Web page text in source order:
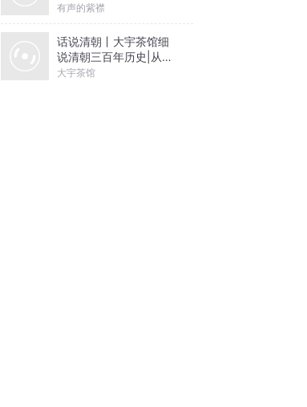
有声的紫襟
话说清朝丨大宇茶馆细
说清朝三百年历史|从努
尔哈赤到末代皇帝溥仪|
大宇茶馆